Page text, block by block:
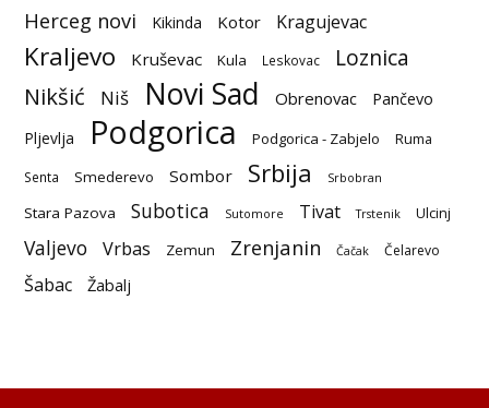
Herceg novi Kikinda Kotor Kragujevac
Kraljevo Kruševac Kula Leskovac Loznica
Nikšić Niš Novi Sad Obrenovac Pančevo
Pljevlja Podgorica Podgorica - Zabjelo Ruma
Senta Smederevo Sombor Srbija Srbobran
Stara Pazova Subotica Sutomore Tivat Trstenik Ulcinj
Valjevo Vrbas Zemun Zrenjanin Čačak Čelarevo
Šabac Žabalj